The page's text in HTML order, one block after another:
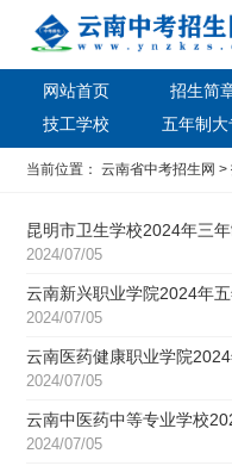
网站首页 招生简
技工学校
五年制大
当前位置：云南省中考招生网 >
昆明市卫生学校2024年三
2024/07/05
云南新兴职业学院2024年
2024/07/05
云南医药健康职业学院
2024/07/05
云南中医药中等专业学校
2024/07/05